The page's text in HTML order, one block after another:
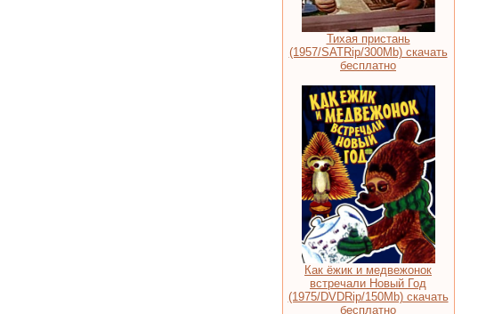
Тихая пристань
(1957/SATRip/300Mb) скачать
бесплатно
Как ёжик и медвежонок
встречали Новый Год
(1975/DVDRip/150Mb) скачать
бесплатно